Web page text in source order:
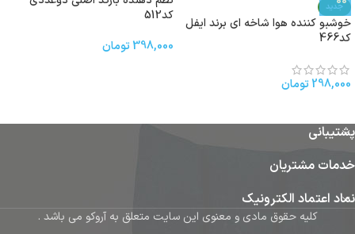
جدید
خوشبو کننده هوا شاخه اى برند ایفل
کد466
298,000تومان
کد512
398,000تومان
پشتیبانی
خدمات مشتریان
نماد اعتماد الکترونیک
کلیه حقوق مادی و معنوی این سایت متعلق به آروکو می باشد .